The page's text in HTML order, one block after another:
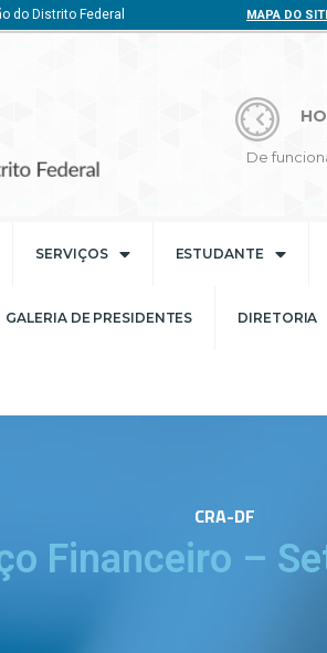
do Distrito Federal MAPA DO
De
SERVIÇOS ESTUDANTE
GALERIA DE PRESIDENTES DIRETORIA
CRA-DF
Financeiro –